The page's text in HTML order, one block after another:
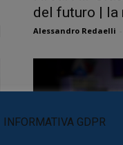
del futuro | la
Alessandro Redaelli
INFORMATIVA GDPR